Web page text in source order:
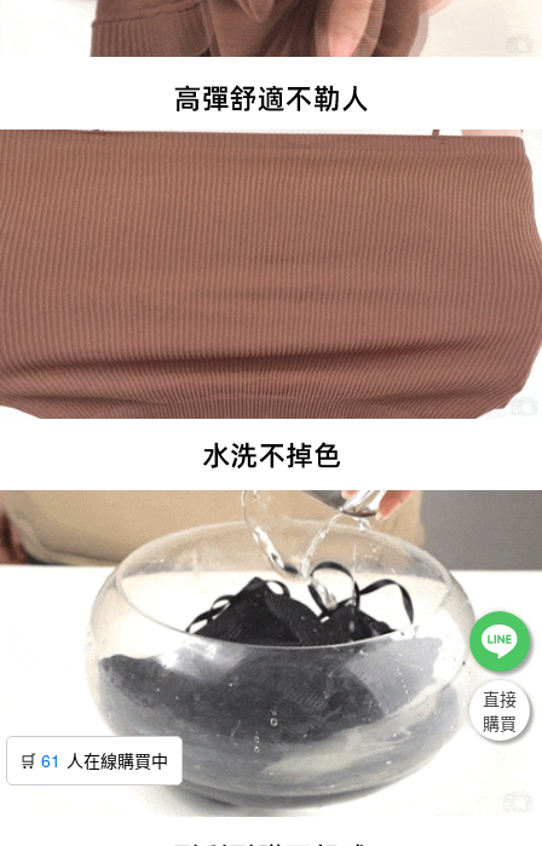
🛒61 人在線購買中
直接
購買